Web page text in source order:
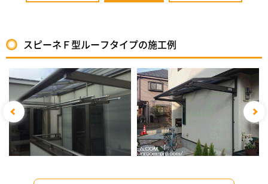
スピーネＦ型ルーフタイプの施工例